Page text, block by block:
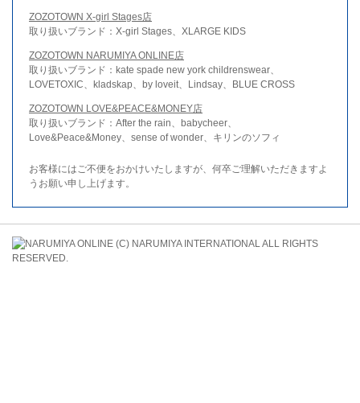
ZOZOTOWN X-girl Stages店
取り扱いブランド：X-girl Stages、XLARGE KIDS
ZOZOTOWN NARUMIYA ONLINE店
取り扱いブランド：kate spade new york childrenswear、
LOVETOXIC、kladskap、by loveit、Lindsay、BLUE CROSS
ZOZOTOWN LOVE&PEACE&MONEY店
取り扱いブランド：After the rain、babycheer、
Love&Peace&Money、sense of wonder、キリンのソフィ
お客様にはご不便をおかけいたしますが、何卒ご理解いただきますよ
うお願い申し上げます。